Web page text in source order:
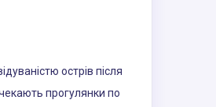
острів після
прогулянки по